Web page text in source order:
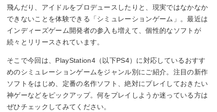
飛んだり、アイドルをプロデュースしたりと、現実ではなかなか
できないことを体験できる「シミュレーションゲーム」。最近は
インディーズゲーム開発者の参入も増えて、個性的なソフトが
続々とリリースされています。
そこで今回は、PlayStation4（以下PS4）に対応しているおすす
めのシミュレーションゲームをジャンル別にご紹介。注目の新作
ソフトをはじめ、定番の名作ソフト、絶対にプレイしておきたい
神ゲーなどをピックアップ。何をプレイしようか迷っている方は
ぜひチェックしてみてください。